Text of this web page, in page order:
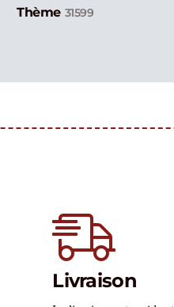
Thème 31599
Livraison